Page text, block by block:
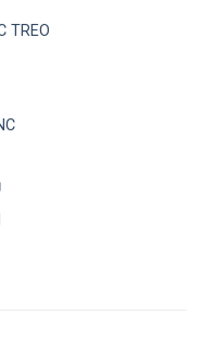
TREO